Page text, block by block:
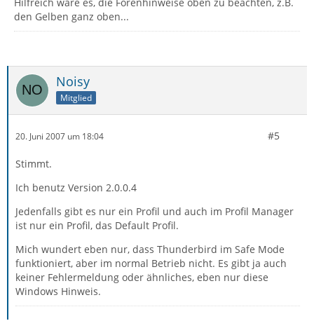
den Gelben ganz oben...
Noisy
Mitglied
20. Juni 2007 um 18:04 #5
Stimmt.
Ich benutz Version 2.0.0.4
Jedenfalls gibt es nur ein Profil und auch im Profil Manager
ist nur ein Profil, das Default Profil.
Mich wundert eben nur, dass Thunderbird im Safe Mode
funktioniert, aber im normal Betrieb nicht. Es gibt ja auch
keiner Fehlermeldung oder ähnliches, eben nur diese
Windows Hinweis.